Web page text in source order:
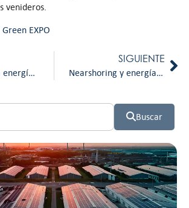
venideros.
EXPO
¿Es rentable la energía solar en 2024? Análisis de costos y beneficios
SIGUIENTE
Nearshoring y energía: elementos clave para el desarrollo económico de México
Buscar